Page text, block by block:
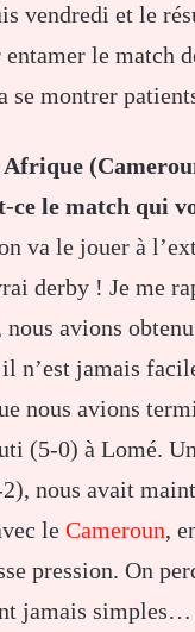
vendredi et le
le match
montrer
ce le match qui
va le jouer à
derby ! Je me
nous avions
n’est jamais
nous avions
(5-0) à Lomé.
nous avait
le Cameroun,
pression. On
jamais simples…